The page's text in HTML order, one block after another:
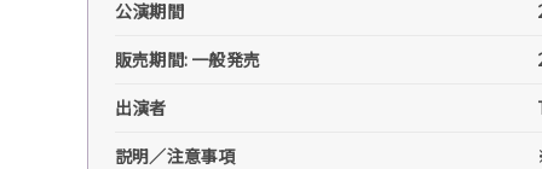
公演期間
販売期間: 一般発売
出演者
説明／注意事項